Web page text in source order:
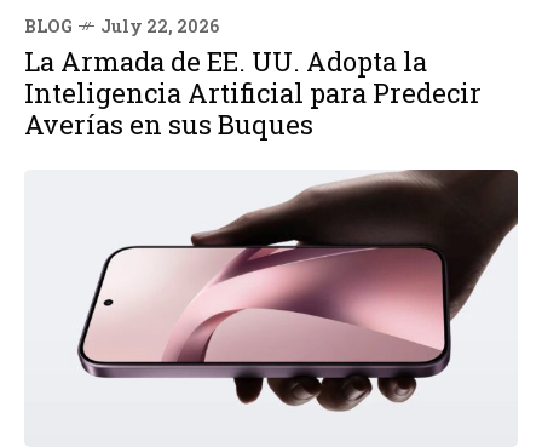
BLOG July 22, 2026
La Armada de EE. UU. Adopta la
Inteligencia Artificial para Predecir
Averías en sus Buques